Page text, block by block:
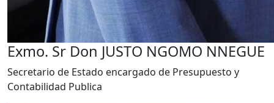
Exmo. Sr Don JUSTO NGOMO NNEGUE
Secretario de Estado encargado de Presupuesto y
Contabilidad Publica